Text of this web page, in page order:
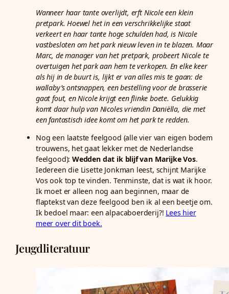
Wanneer haar tante overlijdt, erft Nicole een klein
pretpark. Hoewel het in een verschrikkelijke staat
verkeert en haar tante hoge schulden had, is Nicole
vastbesloten om het park nieuw leven in te blazen. Maar
Marc, de manager van het pretpark, probeert Nicole te
overtuigen het park aan hem te verkopen. En elke keer
als hij in de buurt is, lijkt er van alles mis te gaan: de
wallaby’s ontsnappen, een bestelling voor de brasserie
gaat fout, en Nicole krijgt een flinke boete. Gelukkig
komt daar hulp van Nicoles vriendin Daniëlla, die met
een fantastisch idee komt om het park te redden.
Nog een laatste feelgood (alle vier van eigen bodem
trouwens, het gaat lekker met de Nederlandse
feelgood):Wedden dat ik blijf van Marijke Vos.
Iedereen die Lisette Jonkman leest, schijnt Marijke
Vos ook top te vinden. Tenminste, dat is wat ik hoor.
Ik moet er alleen nog aan beginnen, maar de
flaptekst van deze feelgood ben ik al een beetje om.
Ik bedoel maar: een alpacaboerderij?! Lees hier
meer over dit boek.
Jeugdliteratuur